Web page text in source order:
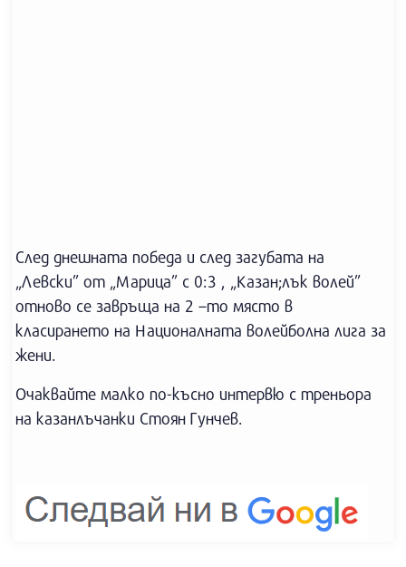
След днешната победа и след загубата на
„Левски” от „Марица” с 0:3 , „Казан;лък волей”
отново се завръща на 2 –то място в
класирането на Националната волейболна лига за
жени.
Очаквайте малко по-късно интервю с треньора
на казанлъчанки Стоян Гунчев.